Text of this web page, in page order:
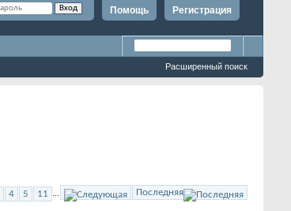
Регистрация
Помощь
Расширенный поиск
4 5 11 ... Последняя